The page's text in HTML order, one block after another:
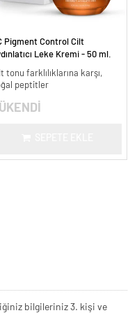
Pigment Control Cilt
Leke Kremi - 50 ml.
tonu farklılıklarına karşı,
peptitler
bilgileriniz 3. kişi ve